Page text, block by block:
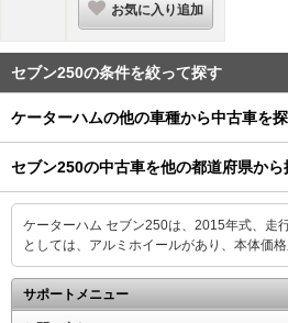
お気に入り追加
セブン250の条件を絞って探す
ケーターハムの他の車種から中古車を
セブン250の中古車を他の都道府県から
ケーターハム セブン250は、2015年式、走
としては、アルミホイールがあり、本体価
サポートメニュー